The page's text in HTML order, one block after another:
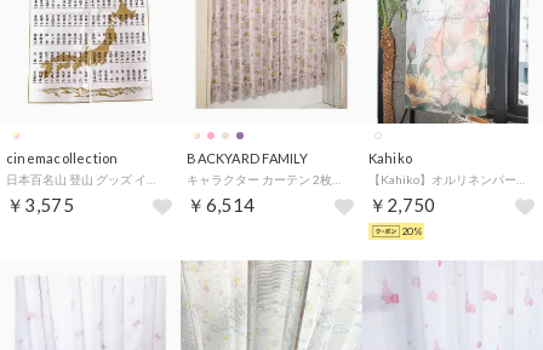
cinemacollection
￥3,575
BACKYARD FAMILY
￥6,514
Kahiko
￥2,750
20%